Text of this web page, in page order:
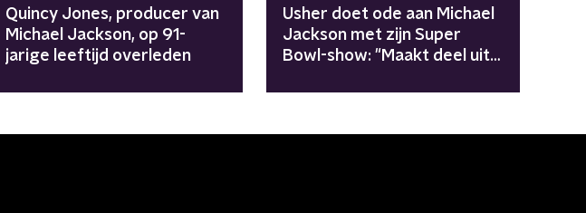
Quincy Jones, producer van
Michael Jackson, op 91-
jarige leeftijd overleden
Usher doet ode aan Michael
Jackson met zijn Super
Bowl-show: "Maakt deel uit